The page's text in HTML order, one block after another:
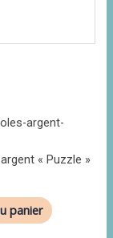
« Puzzle »
panier